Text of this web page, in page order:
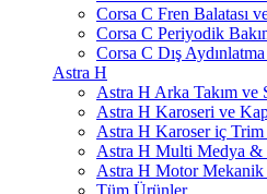
Corsa C Fren Balatası
Corsa C Periyodik
Corsa C Dış
Astra H
Astra H Arka Takım ve
Astra H Karoseri ve
Astra H Karoser iç
Astra H Multi Medya &
Astra H Motor Mekanik
Tüm Ürünler